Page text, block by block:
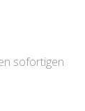
sofortigen